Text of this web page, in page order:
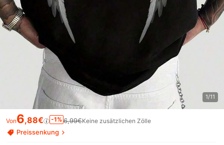
1/11
Von6,88€ -1% 6,99€Keine zusätzlichen Zölle
Preissenkung